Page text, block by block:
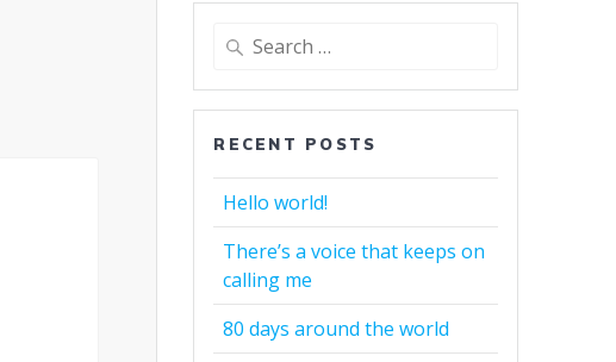
Search
RECENT POSTS
Hello world!
There’s a voice that keeps on
calling me
80 days around the world